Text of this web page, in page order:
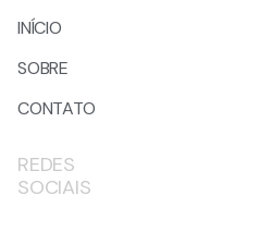
INÍCIO
SOBRE
CONTATO
REDES
SOCIAIS